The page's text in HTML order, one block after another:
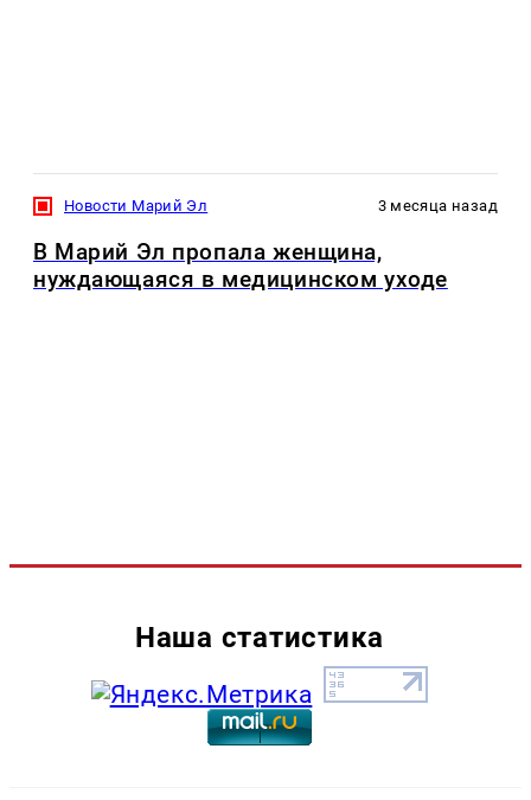
Новости Марий Эл 3 месяца назад
В Марий Эл пропала женщина,
нуждающаяся в медицинском уходе
Наша статистика